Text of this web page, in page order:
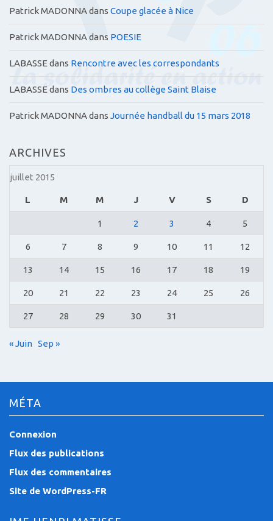
Patrick MADONNAdans Coupe glacée à Nice
Patrick MADONNAdans POESIE
LABASSE dans Rencontre avec les correspondants
LABASSE dans Des ombres au collège Saint Blaise
Patrick MADONNAdans Journée handball du 15 mars 2018
ARCHIVES
juillet 2015
L M M J V S D
1 2 3 4 5
6 7 8 9 10 11 12
13 14 15 16 17 18 19
20 21 22 23 24 25 26
27 28 29 30 31
« Juin Sep »
MÉTA
Connexion
Flux des publications
Flux des commentaires
Site de WordPress-FR